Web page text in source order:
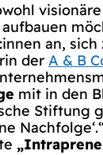
an,
der A & B
mit in den
Stiftung